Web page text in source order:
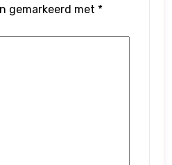
gemarkeerd met *